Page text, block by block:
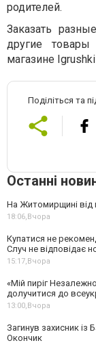
родителей.
Заказать
другие
магазине
Поділіться та
Останні
На Житомирщині від
18:06,Вчора
Купатися не
Случ не відповідає
15:17,Вчора
«Мій пиріг
долучитися до
13:00,Вчора
Загинув захисник із
Окончик